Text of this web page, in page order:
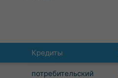
Кредиты
потребительский